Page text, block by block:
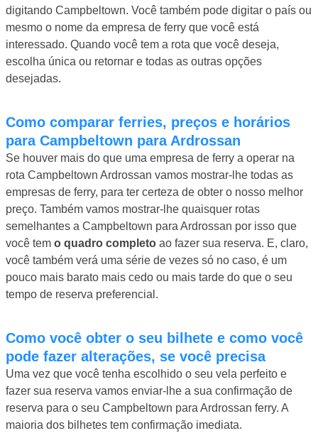
digitando Campbeltown. Você também pode digitar o país ou
mesmo o nome da empresa de ferry que você está
interessado. Quando você tem a rota que você deseja,
escolha única ou retornar e todas as outras opções
desejadas.
Como comparar ferries, preços e horários
para Campbeltown para Ardrossan
Se houver mais do que uma empresa de ferry a operar na
rota Campbeltown Ardrossan vamos mostrar-lhe todas as
empresas de ferry, para ter certeza de obter o nosso melhor
preço. Também vamos mostrar-lhe quaisquer rotas
semelhantes a Campbeltown para Ardrossan por isso que
você tem o quadro completo ao fazer sua reserva. E, claro,
você também verá uma série de vezes só no caso, é um
pouco mais barato mais cedo ou mais tarde do que o seu
tempo de reserva preferencial.
Como você obter o seu bilhete e como você
pode fazer alterações, se você precisa
Uma vez que você tenha escolhido o seu vela perfeito e
fazer sua reserva vamos enviar-lhe a sua confirmação de
reserva para o seu Campbeltown para Ardrossan ferry. A
maioria dos bilhetes tem confirmação imediata.